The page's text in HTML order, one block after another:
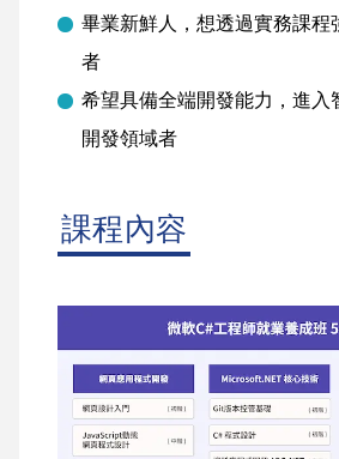
畢業新鮮人，想透過實務課程
者
希望具備全端開發能力，進入
開發領域者
課程內容